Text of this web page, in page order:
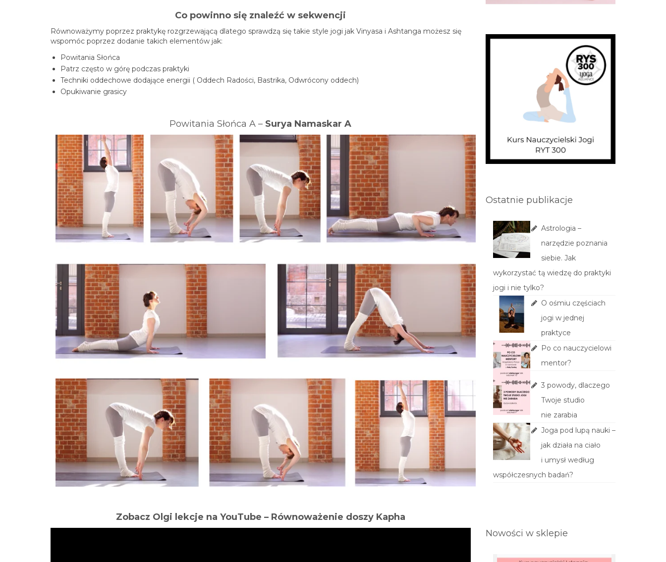
Co powinno się znaleźć w sekwencji
Równoważymy poprzez praktykę rozgrzewającą dlatego sprawdzą się takie style jogi jak Vinyasa i Ashtanga możesz się
wspomóc poprzez dodanie takich elementów jak:
Powitania Słońca
Patrz często w górę podczas praktyki
Techniki oddechowe dodające energii ( Oddech Radości, Bastrika, Odwrócony oddech)
Opukiwanie grasicy
Powitania Słońca A – Surya Namaskar A
Zobacz Olgi lekcje na YouTube – Równoważenie doszy Kapha
Ostatnie publikacje
Astrologia –
narzędzie poznania
siebie. Jak
wykorzystać tą wiedzę do praktyki
jogi i nie tylko?
O ośmiu częściach
jogi w jednej
praktyce
Po co nauczycielowi
mentor?
3 powody, dlaczego
Twoje studio
nie zarabia
Joga pod lupą nauki –
jak działa na ciało
i umysł według
współczesnych badań?
Nowości w sklepie